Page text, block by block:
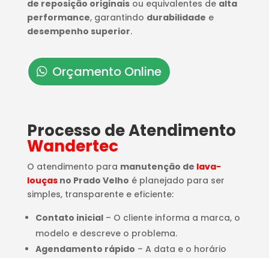
de reposição originaisou equivalentes de alta
performance, garantindo durabilidade e
desempenho superior.
Orçamento Online
Processo de Atendimento
Wandertec
O atendimento para manutenção de lava-
louçasno Prado Velho é planejado para ser
simples, transparente e eficiente:
Contato inicial– O cliente informa a marca, o
modelo e descreve o problema.
Agendamento rápido – A data e o horário